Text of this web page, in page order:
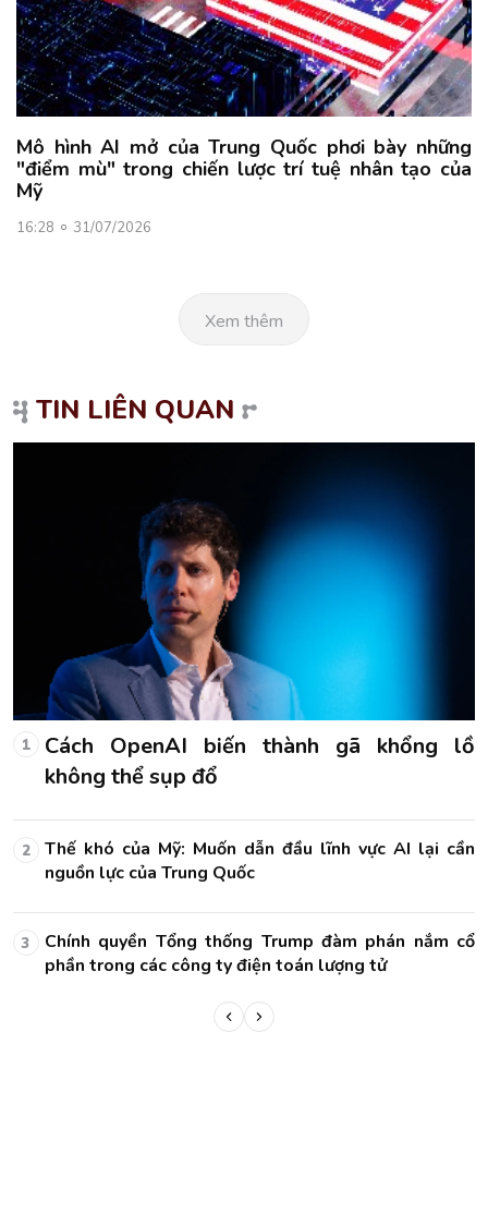
Mô hình AI mở của Trung Quốc phơi bày những
"điểm mù" trong chiến lược trí tuệ nhân tạo của
Mỹ
16:28 31/07/2026
Xem thêm
TIN LIÊN QUAN
1
Cách OpenAI biến thành gã khổng lồ
không thể sụp đổ
2
Thế khó của Mỹ: Muốn dẫn đầu lĩnh vực AI lại cần
nguồn lực của Trung Quốc
3
Chính quyền Tổng thống Trump đàm phán nắm cổ
phần trong các công ty điện toán lượng tử